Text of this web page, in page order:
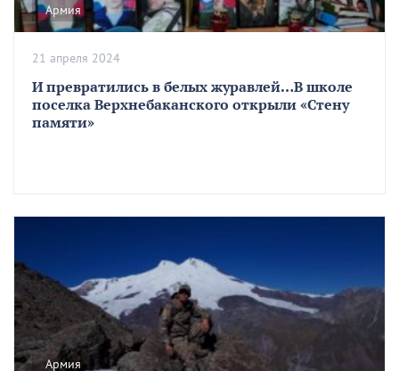
Армия
И превратились в белых журавлей…В школе
поселка Верхнебаканского открыли «Стену
памяти»
21 апреля 2024
Армия